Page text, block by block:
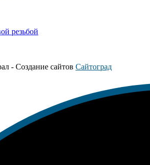
резьбой
- Создание сайтов Сайтоград